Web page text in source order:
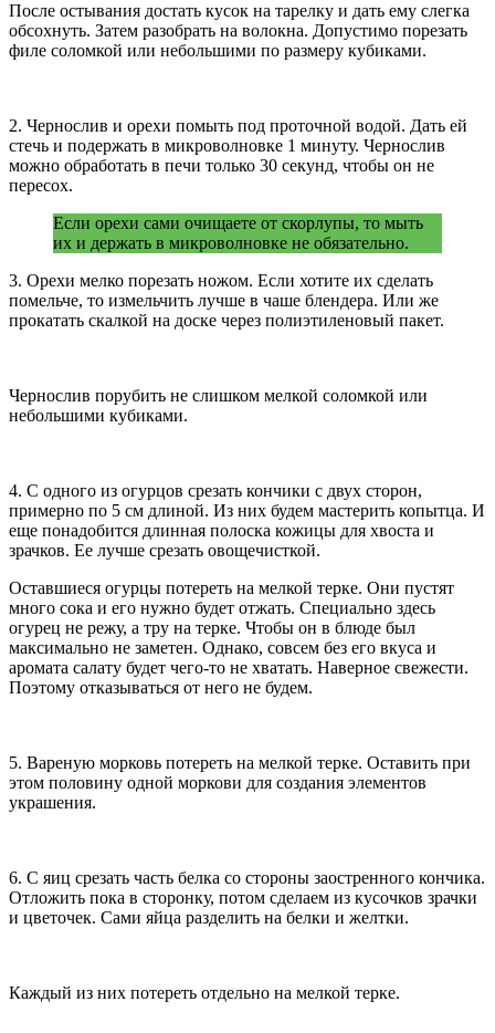
После остывания достать кусок на тарелку и дать ему слегка
обсохнуть. Затем разобрать на волокна. Допустимо порезать
филе соломкой или небольшими по размеру кубиками.
2. Чернослив и орехи помыть под проточной водой. Дать ей
стечь и подержать в микроволновке 1 минуту. Чернослив
можно обработать в печи только 30 секунд, чтобы он не
пересох.
Если орехи сами очищаете от скорлупы, то мыть
их и держать в микроволновке не обязательно.
3. Орехи мелко порезать ножом. Если хотите их сделать
помельче, то измельчить лучше в чаше блендера. Или же
прокатать скалкой на доске через полиэтиленовый пакет.
Чернослив порубить не слишком мелкой соломкой или
небольшими кубиками.
4. С одного из огурцов срезать кончики с двух сторон,
примерно по 5 см длиной. Из них будем мастерить копытца. И
еще понадобится длинная полоска кожицы для хвоста и
зрачков. Ее лучше срезать овощечисткой.
Оставшиеся огурцы потереть на мелкой терке. Они пустят
много сока и его нужно будет отжать. Специально здесь
огурец не режу, а тру на терке. Чтобы он в блюде был
максимально не заметен. Однако, совсем без его вкуса и
аромата салату будет чего-то не хватать. Наверное свежести.
Поэтому отказываться от него не будем.
5. Вареную морковь потереть на мелкой терке. Оставить при
этом половину одной моркови для создания элементов
украшения.
6. С яиц срезать часть белка со стороны заостренного кончика.
Отложить пока в сторонку, потом сделаем из кусочков зрачки
и цветочек. Сами яйца разделить на белки и желтки.
Каждый из них потереть отдельно на мелкой терке.